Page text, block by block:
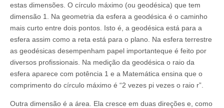
estas dimensões. O círculo máximo (ou geodésica) que tem
dimensão 1. Na geometria da esfera a geodésica é o caminho
mais curto entre dois pontos. Isto é, a geodésica está para a
esfera assim como a reta está para o plano. Na esfera terrestre
as geodésicas desempenham papel importanteque é feito por
diversos profissionais. Na medição da geodésica o raio da
esfera aparece com potência 1 e a Matemática ensina que o
comprimento do círculo máximo é “2 vezes pi vezes o raio r”.
Outra dimensão é a área. Ela cresce em duas direções e, como